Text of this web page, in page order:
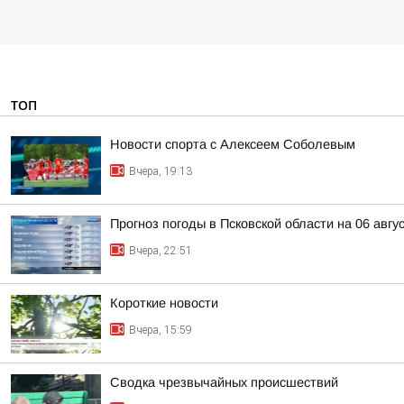
ТОП
Новости спорта с Алексеем Соболевым
Вчера, 19:13
Прогноз погоды в Псковской области на 06
Вчера, 22:51
Короткие новости
Вчера, 15:59
Сводка чрезвычайных происшествий